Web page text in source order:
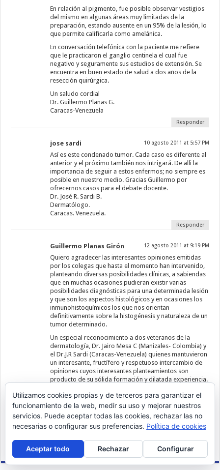
En relación al pigmento, fue posible observar vestigios
del mismo en algunas áreas muy limitadas de la
preparación, estando ausente en un 95% de la lesión, lo
que permite calificarla como amelánica.
En conversación telefónica con la paciente me refiere
que le practicaron el ganglio centinela el cual fue
negativo y seguramente sus estudios de extensión. Se
encuentra en buen estado de salud a dos años de la
resección quirúrgica.
Un saludo cordial
Dr. Guillermo Planas G.
Caracas-Venezuela
Responder
jose sardi 10 agosto 2011 at 5:57 PM
Así es este condenado tumor. Cada caso es diferente al
anterior y el próximo también nos intrigará. De alli la
importancia de seguir a estos enfermos; no siempre es
posible en nuestro medio. Gracias Guillermo por
ofrecernos casos para el debate docente.
Dr. José R. Sardi B.
Dermatólogo.
Caracas. Venezuela.
Responder
Guillermo Planas Girón 12 agosto 2011 at 9:19 PM
Quiero agradecer las interesantes opiniones emitidas
por los colegas que hasta el momento han intervenido,
planteando diversas posibilidades clínicas, a sabiendas
que en muchas ocasiones pudieran existir varias
posibilidades diagnósticas para una determinada lesión
y que son los aspectos histológicos y en ocasiones los
inmunohistoquímicos los que nos orientan
definitivamente sobre la histogénesis y naturaleza de un
tumor determinado.
Un especial reconocimiento a dos veteranos de la
dermatología, Dr. Jairo Mesa C (Manizales- Colombia) y
el Dr.J.R Sardi (Caracas-Venezuela) quienes mantuvieron
un interesante, fructífero y respetuoso intercambio de
opiniones cuyos interesantes planteamientos son
producto de su sólida formación y dilatada experiencia.
porque contribuyen con sus participaciones habituales a
la consolidación de este interesante módulo.
Un saludo cordial
Dr.Guillermo Planas Girón
Responder
Utilizamos cookies propias y de terceros para garantizar el
funcionamiento de la web, medir su uso y mejorar nuestros
servicios. Puede aceptar todas las cookies, rechazar las no
necesarias o configurar sus preferencias. Política de cookies
Aceptar todo Rechazar Configurar